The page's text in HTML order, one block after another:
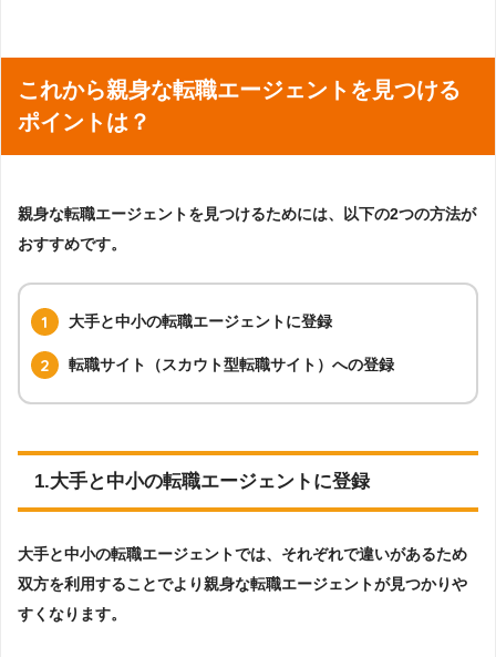
これから親身な転職エージェントを見つける
ポイントは？
親身な転職エージェントを見つけるためには、以下の2つの方法が
おすすめです。
大手と中小の転職エージェントに登録
転職サイト（スカウト型転職サイト）への登録
1.大手と中小の転職エージェントに登録
大手と中小の転職エージェントでは、それぞれで違いがあるため
双方を利用することでより親身な転職エージェントが見つかりや
すくなります。